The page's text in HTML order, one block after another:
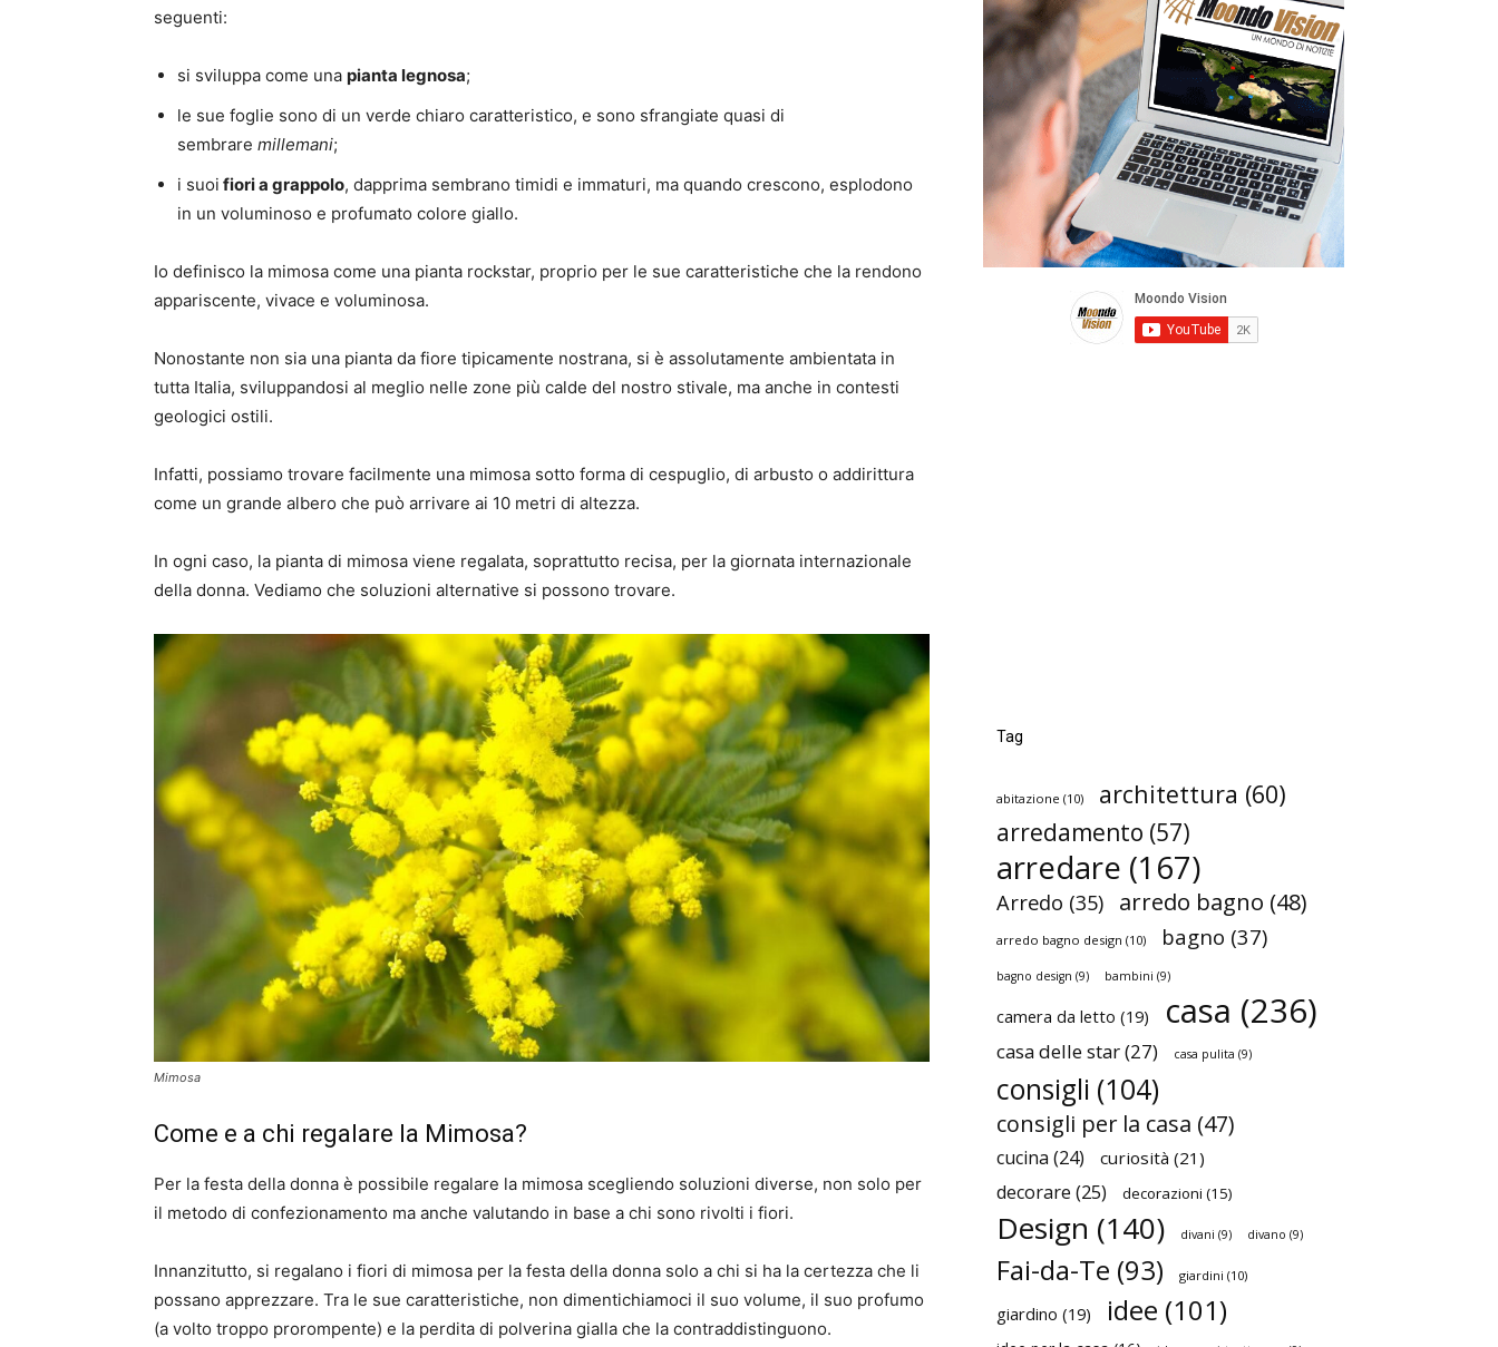
seguenti:
si sviluppa come una pianta legnosa;
le sue foglie sono di un verde chiaro caratteristico, e sono sfrangiate quasi di
sembrare millemani;
i suoi fiori a grappolo, dapprima sembrano timidi e immaturi, ma quando crescono, esplodono
in un voluminoso e profumato colore giallo.
Io definisco la mimosa come una pianta rockstar, proprio per le sue caratteristiche che la rendono
appariscente, vivace e voluminosa.
Nonostante non sia una pianta da fiore tipicamente nostrana, si è assolutamente ambientata in
tutta Italia, sviluppandosi al meglio nelle zone più calde del nostro stivale, ma anche in contesti
geologici ostili.
Infatti, possiamo trovare facilmente una mimosa sotto forma di cespuglio, di arbusto o addirittura
come un grande albero che può arrivare ai 10 metri di altezza.
In ogni caso, la pianta di mimosa viene regalata, soprattutto recisa, per la giornata internazionale
della donna. Vediamo che soluzioni alternative si possono trovare.
Mimosa
Come e a chi regalare la Mimosa?
Per la festa della donna è possibile regalare la mimosa scegliendo soluzioni diverse, non solo per
il metodo di confezionamento ma anche valutando in base a chi sono rivolti i fiori.
Innanzitutto, si regalano i fiori di mimosa per la festa della donna solo a chi si ha la certezza che li
possano apprezzare. Tra le sue caratteristiche, non dimentichiamoci il suo volume, il suo profumo
(a volto troppo prorompente) e la perdita di polverina gialla che la contraddistinguono.
Tag
abitazione (10) architettura (60)
arredamento (57)
arredare (167)
Arredo (35) arredo bagno (48)
arredo bagno design (10) bagno (37)
bagno design (9) bambini (9)
camera da letto (19) casa (236)
casa delle star(27) casa pulita (9)
consigli (104)
consigli per la casa (47)
cucina (24) curiosità (21)
decorare (25) decorazioni (15)
Design (140) divani (9) divano (9)
Fai-da-Te (93) giardini (10)
giardino (19) idee (101)